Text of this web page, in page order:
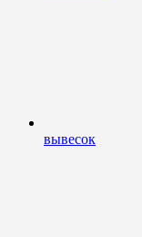
вывесок